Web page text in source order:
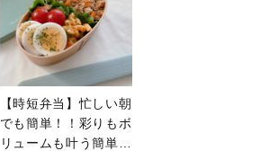
【時短弁当】忙しい朝
でも簡単！！彩りもボ
リュームも叶う簡単そ